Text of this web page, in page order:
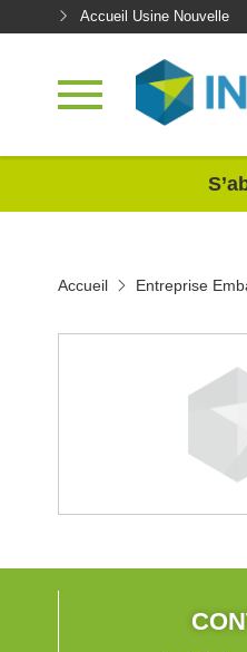
Accueil Usine Nouvelle
Accueil Entreprise